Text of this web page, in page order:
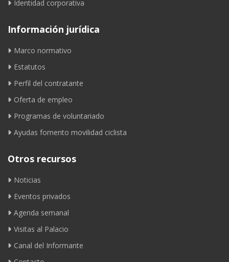
Identidad corporativa
Información jurídica
Marco normativo
Estatutos
Perfil del contratante
Oferta de empleo
Programas de voluntariado
Ayudas fomento movilidad ciclista
Otros recursos
Noticias
Eventos privados
Agenda semanal
Visitas al Palacio
Canal del Informante